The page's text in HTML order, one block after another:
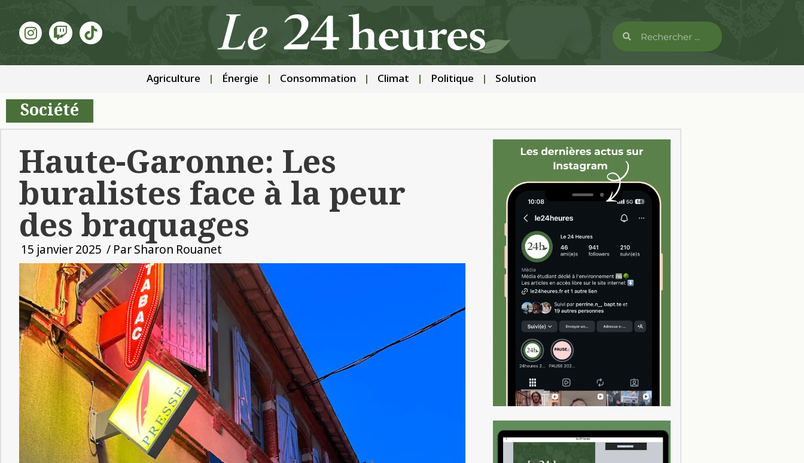
Agriculture Énergie Consommation Climat Politique Solution
Société
Haute-Garonne: Les
buralistes face à la peur
des braquages
15 janvier 2025 / ParSharon Rouanet